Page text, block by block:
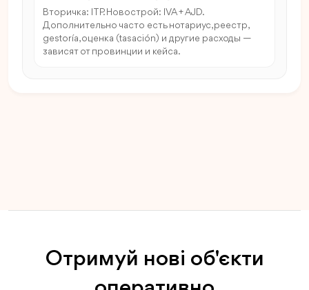
Вторичка: ITP. Новострой: IVA + AJD.
Дополнительно часто есть нотариус, реестр,
gestoría, оценка (tasación) и другие расходы —
зависят от провинции и кейса.
Отримуй нові об'єкти